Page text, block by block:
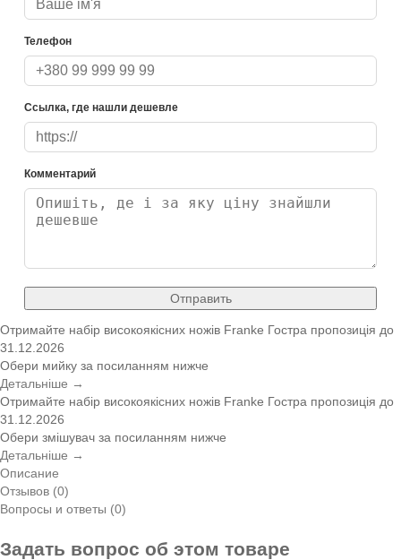
Телефон
Ссылка, где нашли дешевле
Комментарий
Отправить
Отримайте набір високоякісних ножів Franke Гостра пропозиція до
31.12.2026
Обери мийку за посиланням нижче
Детальніше →
Отримайте набір високоякісних ножів Franke Гостра пропозиція до
31.12.2026
Обери змішувач за посиланням нижче
Детальніше →
Описание
Отзывов (0)
Вопросы и ответы (0)
Задать вопрос об этом товаре